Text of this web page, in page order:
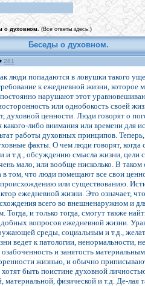
о духовном. (Все ответы здесь.)
Беседы о духовном.
281
люди попадаются в ловушки такого
к ежедневной жизни,
нарушают этот
или однобокость своей
ценности. Люди говорят о
какого-либо внимания или времени
работы духовных принципов.
факты. О чем люди говорят,
т.д., обсуждению смысла жизни, цели
мало, или вообще нисколько. В
том, что люди помещают все свои
или существованию.
ежедневной жизни. Это означает,
всего во внешненаружном и
Тогда, и только тогда, смогут также
вопросов ежедневной жизни.
среды, социальным и т.д.,
ведет к патологии, ненормальности,
и занятость
жизнью, и обычно
быть поистине духовной
материальной, физической и т.д. Де-